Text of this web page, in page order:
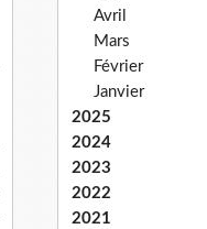
Avril
Mars
Février
Janvier
2025
2024
2023
2022
2021